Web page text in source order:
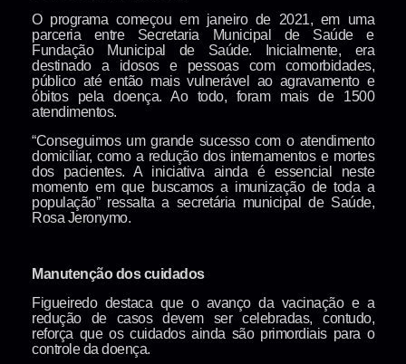
O programa começou em janeiro de 2021, em uma
parceria entre Secretaria Municipal de Saúde e
Fundação Municipal de Saúde. Inicialmente, era
destinado a idosos e pessoas com comorbidades,
público até então mais vulnerável ao agravamento e
óbitos pela doença. Ao todo, foram mais de 1500
atendimentos.
“Conseguimos um grande sucesso com o atendimento
domiciliar, como a redução dos internamentos e mortes
dos pacientes. A iniciativa ainda é essencial neste
momento em que buscamos a imunização de toda a
população” ressalta a secretária municipal de Saúde,
Rosa Jeronymo.
Manutenção dos cuidados
Figueiredo destaca que o avanço da vacinação e a
redução de casos devem ser celebradas, contudo,
reforça que os cuidados ainda são primordiais para o
controle da doença.